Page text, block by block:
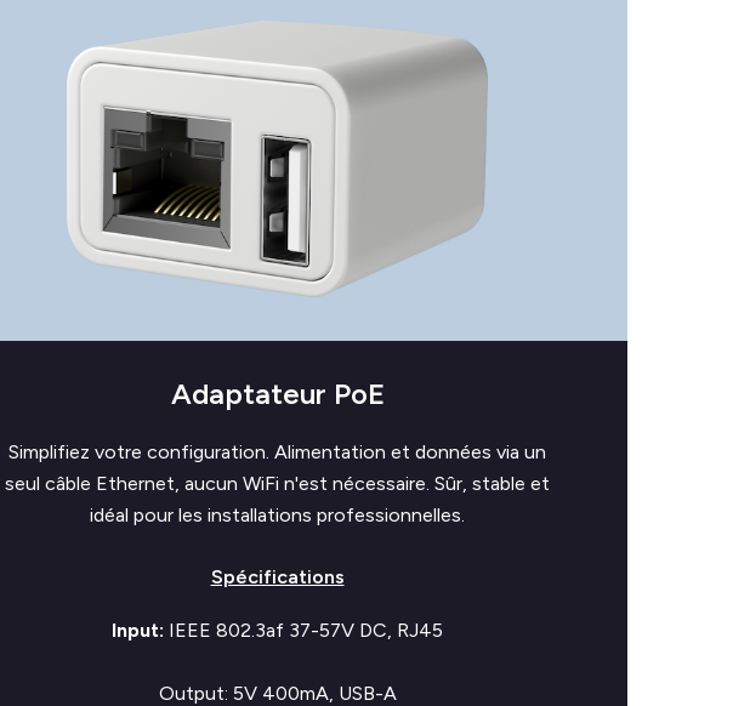
Adaptateur PoE
Simplifiez votre configuration. Alimentation et données via un
seul câble Ethernet, aucun WiFi n'est nécessaire. Sûr, stable et
idéal pour les installations professionnelles.
Spécifications
Input: IEEE 802.3af 37-57V DC, RJ45
Output: 5V 400mA, USB-A